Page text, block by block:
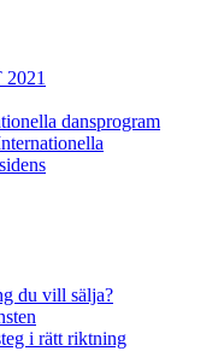
2021
dansprogram
du vill sälja?
i rätt riktning